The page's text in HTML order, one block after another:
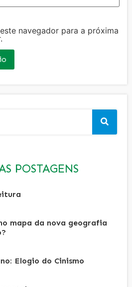
navegador para a próxima
POSTAGENS
mapa da nova geografia
Elogio do Cinismo